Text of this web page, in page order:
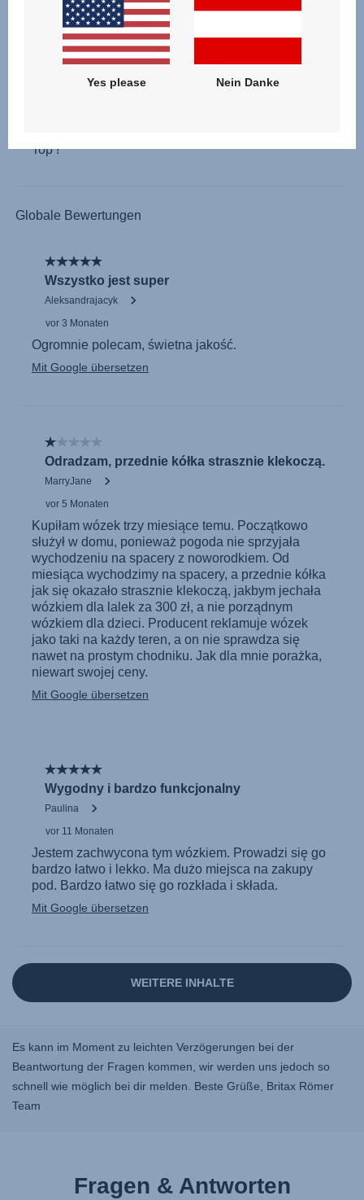
Es kann im Moment zu leichten Verzögerungen bei der
Beantwortung der Fragen kommen, wir werden uns jedoch so
schnell wie möglich bei dir melden. Beste Grüße, Britax Römer
Team
Fragen & Antworten
Yes please Nein Danke